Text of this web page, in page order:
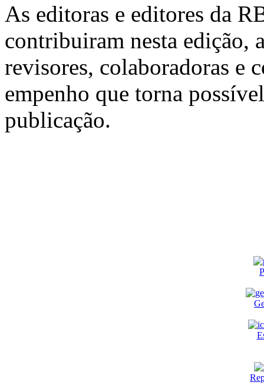
As editoras e editores da
contribuiram nesta edição,
revisores, colaboradoras e
empenho que torna
publicação.